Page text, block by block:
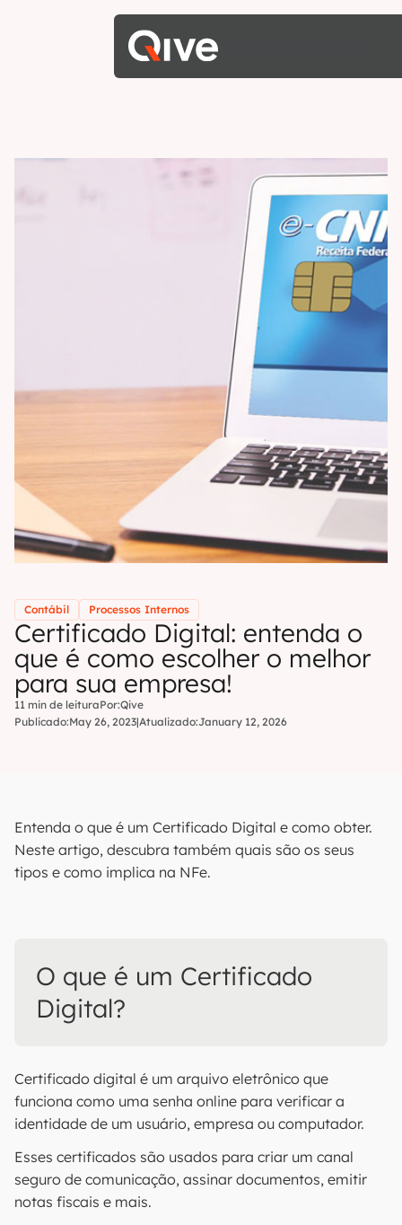
Contábil Processos Internos
Certificado Digital: entenda o
que é como escolher o melhor
para sua empresa!
11 min de leituraPor:Qive
Publicado:May 26, 2023|Atualizado:January 12, 2026
Entenda o que é um Certificado Digital e como obter.
Neste artigo, descubra também quais são os seus
tipos e como implica na NFe.
O que é um Certificado
Digital?
Certificado digital é um arquivo eletrônico que
funciona como uma senha online para verificar a
identidade de um usuário, empresa ou computador.
Esses certificados são usados ​​para criar um canal
seguro de comunicação, assinar documentos, emitir
notas fiscais e mais.